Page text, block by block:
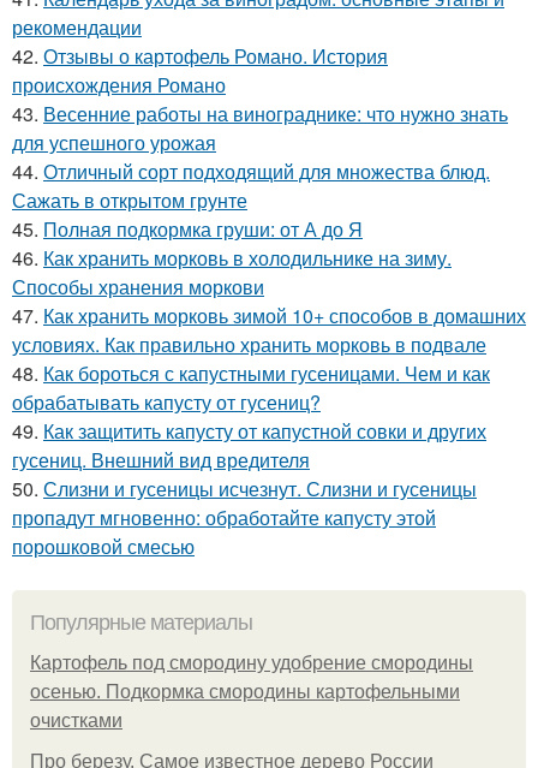
рекомендации
42. Отзывы о картофель Романо. История
происхождения Романо
43. Весенние работы на винограднике: что нужно знать
для успешного урожая
44. Отличный сорт подходящий для множества блюд.
Сажать в открытом грунте
45. Полная подкормка груши: от А до Я
46. Как хранить морковь в холодильнике на зиму.
Способы хранения моркови
47. Как хранить морковь зимой 10+ способов в домашних
условиях. Как правильно хранить морковь в подвале
48. Как бороться с капустными гусеницами. Чем и как
обрабатывать капусту от гусениц?
49. Как защитить капусту от капустной совки и других
гусениц. Внешний вид вредителя
50. Слизни и гусеницы исчезнут. Слизни и гусеницы
пропадут мгновенно: обработайте капусту этой
порошковой смесью
Популярные материалы
Картофель под смородину удобрение смородины
осенью. Подкормка смородины картофельными
очистками
Про березу. Самое известное дерево России